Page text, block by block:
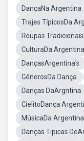
DançaNa Argentina
Trajes TípicosDa
Roupas
CulturaDa Argentina
DançasArgentina's
GênerosDa Dança
Danças DaArgntina
CielitoDança
MúsicaDa Argentina
Danças Tipicas